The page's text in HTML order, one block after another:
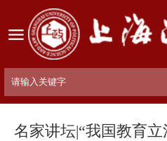
名家讲坛|“我国教育